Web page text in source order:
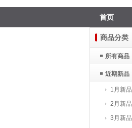
首页
商品分类
所有商品
近期新品
1月新品
2月新品
3月新品